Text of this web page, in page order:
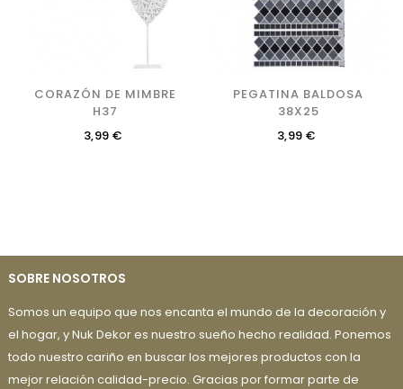
CORAZÓN DE MIMBRE
H37
Precio
3,99 €
PEGATINA BALDOSA
38X25
Precio
3,99 €
SOBRE NOSOTROS
Somos un equipo que nos encanta el mundo de la decoración y
el hogar, y Nuk Dekor es nuestro sueño hecho realidad. Ponemos
todo nuestro cariño en buscar los mejores productos con la
mejor relación calidad-precio. Gracias por formar parte de